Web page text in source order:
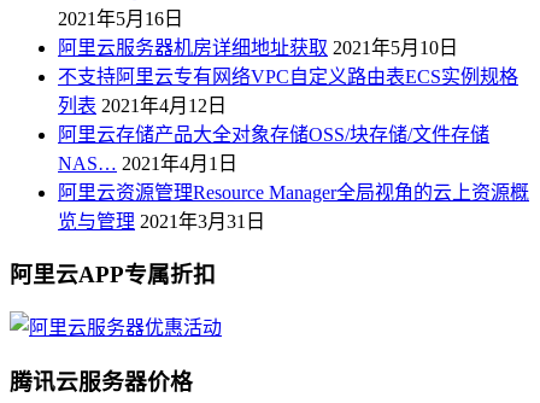
2021年5月16日
阿里云服务器机房详细地址获取 2021年5月10日
不支持阿里云专有网络VPC自定义路由表ECS实例规格
列表 2021年4月12日
阿里云存储产品大全对象存储OSS/块存储/文件存储
NAS… 2021年4月1日
阿里云资源管理Resource Manager全局视角的云上资源概
览与管理 2021年3月31日
阿里云APP专属折扣
腾讯云服务器价格